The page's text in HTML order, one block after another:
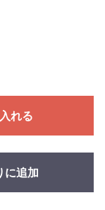
れる
に追加